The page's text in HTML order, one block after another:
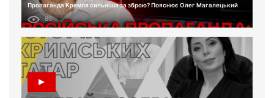
Пропаганда Кремля сильніша за зброю? Пояснює Олег Магалецький
80